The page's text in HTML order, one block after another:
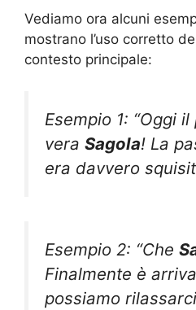
Vediamo ora alcuni
mostrano l’uso corretto
contesto principale:
Esempio 1: “Oggi
vera Sagola! La
era davvero
Esempio 2: “Che
Finalmente è
possiamo rilassarci